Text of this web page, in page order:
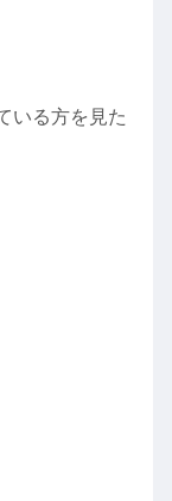
いる方を見た